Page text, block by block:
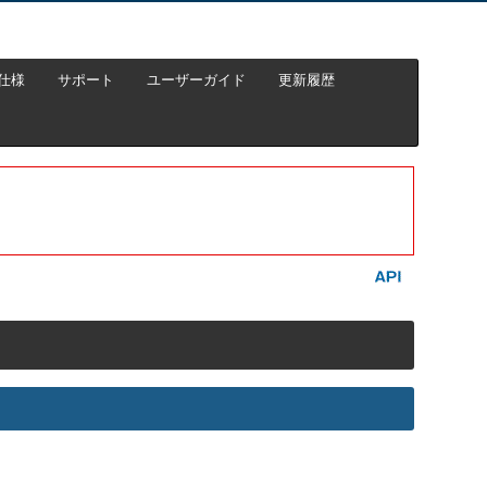
様 サポート ユーザーガイド 更新履歴